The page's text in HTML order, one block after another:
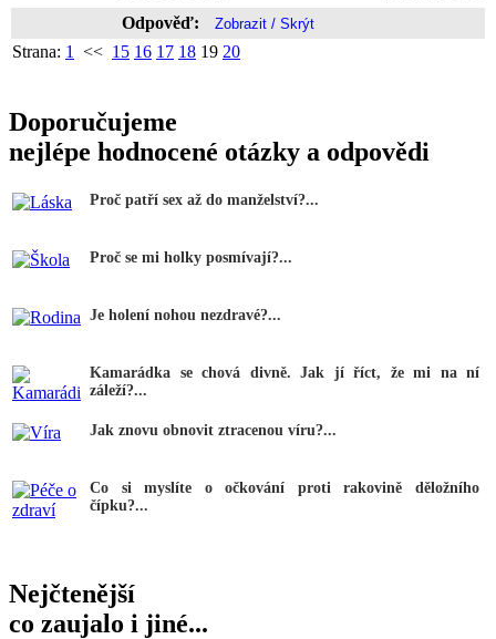
Odpověď:
Strana: 1 << 15 16 17 18 19 20
Doporučujeme
nejlépe hodnocené otázky a odpovědi
Proč patří sex až do manželství?...
Proč se mi holky posmívají?...
Je holení nohou nezdravé?...
Kamarádka se chová divně. Jak jí říct, že mi na ní
záleží?...
Jak znovu obnovit ztracenou víru?...
Co si myslíte o očkování proti rakovině děložního
čípku?...
Nejčtenější
co zaujalo i jiné...